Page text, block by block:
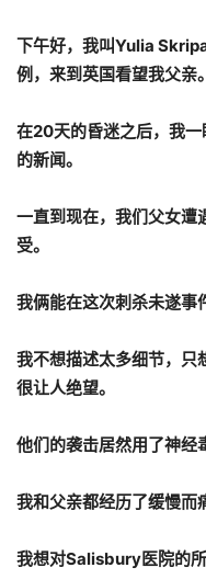
下午好，我叫Yulia
例，来到英国看望我父亲。
在20天的昏迷之后，我
的新闻。
一直到现在，我们父女遭
受。
我俩能在这次刺杀未遂事
我不想描述太多细节，只
很让人绝望。
他们的袭击居然用了神经
我和父亲都经历了缓慢而
我想对Salisbury医院的